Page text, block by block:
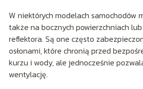
W niektórych modelach samochodów
także na bocznych powierzchniach
reflektora. Są one często
osłonami, które chronią przed
kurzu i wody, ale jednocześnie
wentylację.